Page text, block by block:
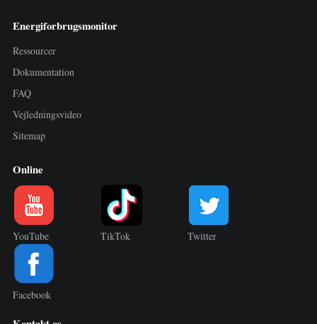
Energiforbrugsmonitor
Ressourcer
Dokumentation
FAQ
Vejledningsvideo
Sitemap
Online
YouTube TikTok Twitter
Facebook